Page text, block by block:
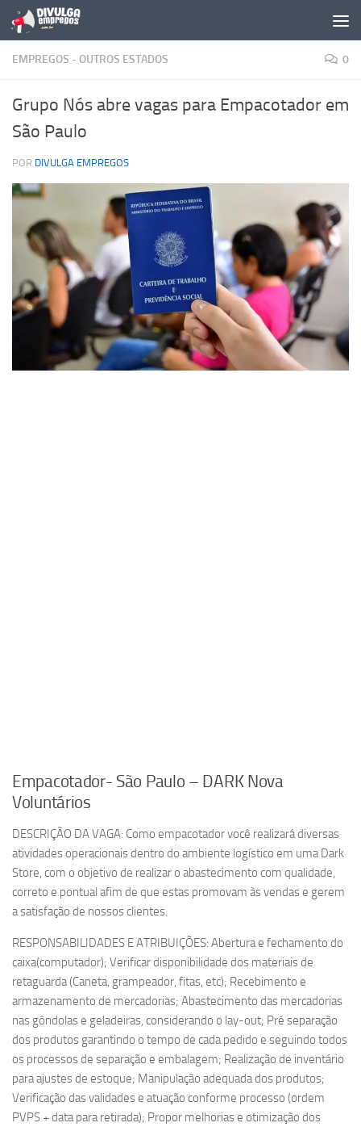
Skip to content
EMPREGOS - OUTROS ESTADOS 0
Grupo Nós abre vagas para Empacotador em
São Paulo
POR DIVULGA EMPREGOS
Empacotador- São Paulo – DARK Nova
Voluntários
DESCRIÇÃO DA VAGA: Como empacotador você realizará diversas
atividades operacionais dentro do ambiente logístico em uma Dark
Store, com o objetivo de realizar o abastecimento com qualidade,
correto e pontual afim de que estas promovam às vendas e gerem
a satisfação de nossos clientes.
RESPONSABILIDADES E ATRIBUIÇÕES: Abertura e fechamento do
caixa(computador); Verificar disponibilidade dos materiais de
retaguarda (Caneta, grampeador, fitas, etc); Recebimento e
armazenamento de mercadorias; Abastecimento das mercadorias
nas gôndolas e geladeiras, considerando o lay-out; Pré separação
dos produtos garantindo o tempo de cada pedido e seguindo todos
os processos de separação e embalagem; Realização de inventário
para ajustes de estoque; Manipulação adequada dos produtos;
Verificação das validades e atuação conforme processo (ordem
PVPS + data para retirada); Propor melhorias e otimização dos